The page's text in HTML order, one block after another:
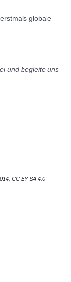
und begleite uns
CC BY-SA 4.0